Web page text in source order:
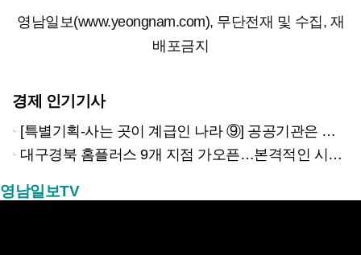
영남일보(www.yeongnam.com), 무단전재 및 수집, 재
배포금지
경제 인기기사
[특별기획-사는 곳이 계급인 나라 ⑨] 공공기관은 지방으로 왔지만, 그들이 사는 곳은 서울이었다
대구경북 홈플러스 9개 지점 가오픈…본격적인 시험대 올랐다
영남일보TV